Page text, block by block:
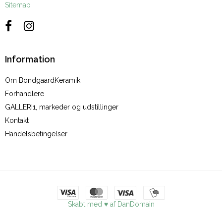
Sitemap
Information
Om BondgaardKeramik
Forhandlere
GALLERI1, markeder og udstillinger
Kontakt
Handelsbetingelser
Skabt med ♥ af DanDomain